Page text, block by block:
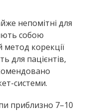
непомітні для
собою
метод корекції
для пацієнтів,
системи.
приблизно 7–10